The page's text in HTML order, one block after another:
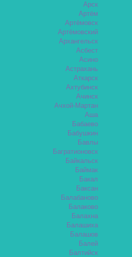
Арск
Артём
Артёмовск
Артёмовский
Архангельск
Асбест
Асино
Астрахань
Аткарск
Ахтубинск
Ачинск
Ачхой-Мартан
Аша
Бабаево
Бабушкин
Бавлы
Багратионовск
Байкальск
Баймак
Бакал
Баксан
Балабаново
Балаково
Балахна
Балашиха
Балашов
Балей
Балтийск